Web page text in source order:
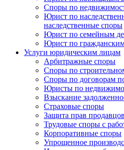
Споры по
Юрист по
наследственные споры
Юрист по семейным
Юрист по
Услуги юридическим лицам
Арбитражные споры
Споры по
Споры по договорам
Юристы по
Взыскание
Страховые споры
Защита прав
Трудовые споры с
Корпоративные споры
Упрощенное